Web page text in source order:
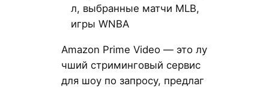
л, выбранные матчи MLB,
игры WNBA
Amazon Prime Video — это лу
чший стриминговый сервис
для шоу по запросу, предлаг